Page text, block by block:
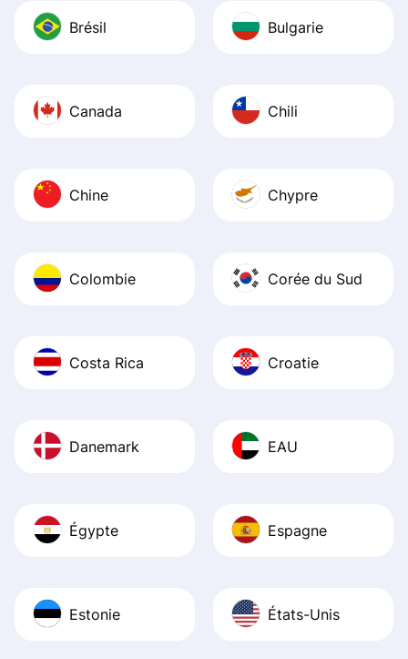
Brésil Bulgarie
Canada Chili
Chine Chypre
Colombie Corée du Sud
Costa Rica Croatie
Danemark EAU
Égypte Espagne
Estonie États-Unis